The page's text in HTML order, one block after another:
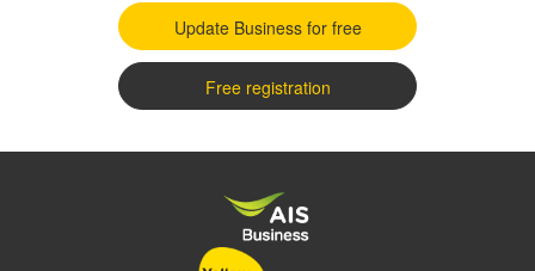
Update Business for free
Free registration